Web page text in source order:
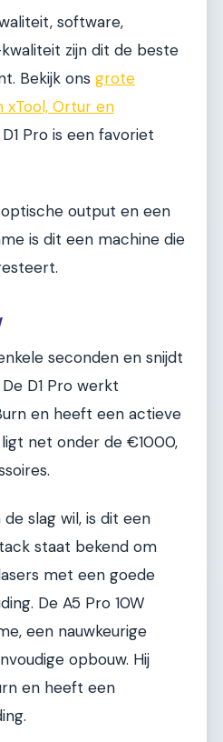
software,
zijn dit de beste
Bekijk ons grote
xTool, Ortur en
Pro is een favoriet
output en een
is dit een machine die
seconden en snijdt
D1 Pro werkt
en heeft een actieve
net onder de €1000,
slag wil, is dit een
staat bekend om
met een goede
De A5 Pro 10W
een nauwkeurige
opbouw. Hij
en heeft een